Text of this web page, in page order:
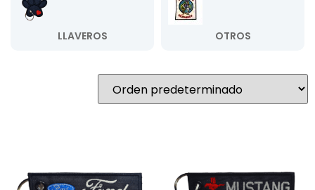
LLAVEROS OTROS